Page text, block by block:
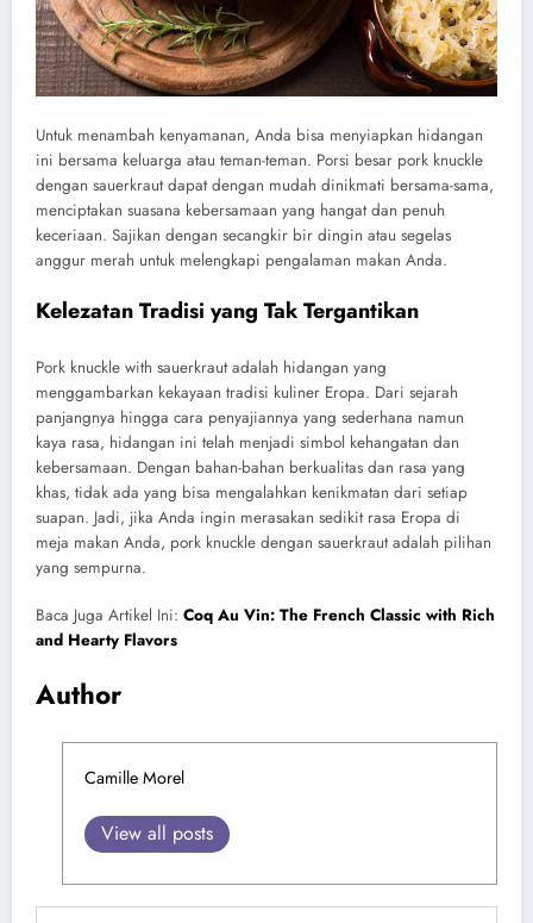
Untuk menambah kenyamanan, Anda bisa menyiapkan hidangan
ini bersama keluarga atau teman-teman. Porsi besar pork knuckle
dengan sauerkraut dapat dengan mudah dinikmati bersama-sama,
menciptakan suasana kebersamaan yang hangat dan penuh
keceriaan. Sajikan dengan secangkir bir dingin atau segelas
anggur merah untuk melengkapi pengalaman makan Anda.
Kelezatan Tradisi yang Tak Tergantikan
Pork knuckle with sauerkraut adalah hidangan yang
menggambarkan kekayaan tradisi kuliner Eropa. Dari sejarah
panjangnya hingga cara penyajiannya yang sederhana namun
kaya rasa, hidangan ini telah menjadi simbol kehangatan dan
kebersamaan. Dengan bahan-bahan berkualitas dan rasa yang
khas, tidak ada yang bisa mengalahkan kenikmatan dari setiap
suapan. Jadi, jika Anda ingin merasakan sedikit rasa Eropa di
meja makan Anda, pork knuckle dengan sauerkraut adalah pilihan
yang sempurna.
Baca Juga Artikel Ini: Coq Au Vin: The French Classic with Rich
and Hearty Flavors
Author
Camille Morel
View all posts